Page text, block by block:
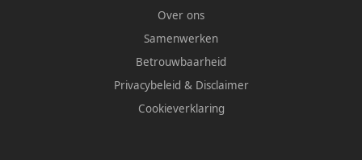
Over ons
Samenwerken
Betrouwbaarheid
Privacybeleid & Disclaimer
Cookieverklaring